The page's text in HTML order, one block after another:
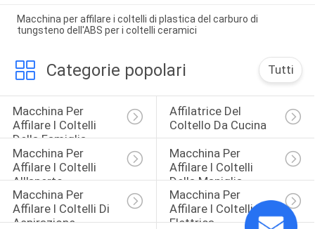
Macchina per affilare i coltelli di plastica del carburo di
tungsteno dell'ABS per i coltelli ceramici
Categorie popolari Tutti
Macchina Per
Affilare I Coltelli
Della Famiglia
Affilatrice Del
Coltello Da Cucina
Macchina Per
Affilare I Coltelli
All'aperto
Macchina Per
Affilare I Coltelli
Della Maniglia
Macchina Per
Affilare I Coltelli Di
Aspirazione
Macchina Per
Affilare I Coltelli
Elettrica